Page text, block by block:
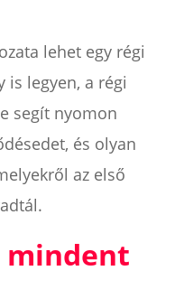
lehet egy régi
is legyen, a régi
segít nyomon
és olyan
az első
mindent